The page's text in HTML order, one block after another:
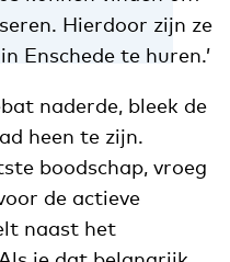
Hierdoor zijn ze
Enschede te huren.’
naderde, bleek de
heen te zijn.
boodschap, vroeg
de actieve
naast het